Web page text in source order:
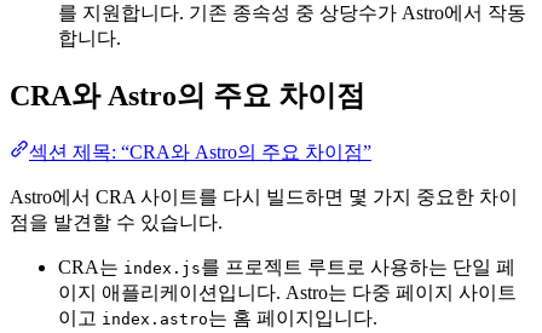
를 지원합니다. 기존 종속성 중 상당수가 Astro에서 작동
합니다.
CRA와 Astro의 주요 차이점
섹션 제목: “CRA와 Astro의 주요 차이점”
Astro에서 CRA 사이트를 다시 빌드하면 몇 가지 중요한 차이
점을 발견할 수 있습니다.
CRA는 index.js를 프로젝트 루트로 사용하는 단일 페
이지 애플리케이션입니다. Astro는 다중 페이지 사이트
이고 index.astro는 홈 페이지입니다.